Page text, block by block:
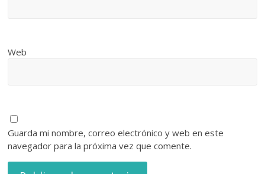
Web
Guarda mi nombre, correo electrónico y web en este
navegador para la próxima vez que comente.